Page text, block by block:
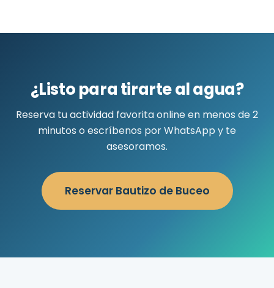
¿Listo para tirarte al agua?
Reserva tu actividad favorita online en menos de 2
minutos o escríbenos por WhatsApp y te
asesoramos.
Reservar Bautizo de Buceo